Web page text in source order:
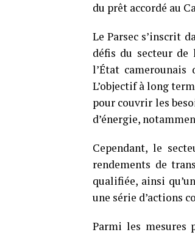
du prêt accordé au
Le Parsec s’inscrit
défis du secteur de
l’État
L’objectif à long
pour couvrir les
d’énergie,
Cependant, le
rendements de
qualifiée, ainsi
une série d’actions
Parmi les mesures